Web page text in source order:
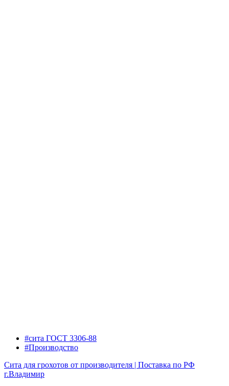
#сита ГОСТ 3306-88
#Производство
Сита для грохотов от производителя | Поставка по РФ
г.Владимир